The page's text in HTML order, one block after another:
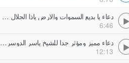
دعاء يا بديع السموات والارض ياذا الجلال والاكرام دعاء مميز و مؤثر جدا ماهر المعيقلي
6:46
دعاء مميز ومؤثر جدا للشيخ ياسر الدوسري جديد
12:13